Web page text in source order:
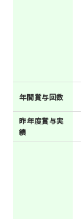
年間賞与回数
昨年度賞与実
績